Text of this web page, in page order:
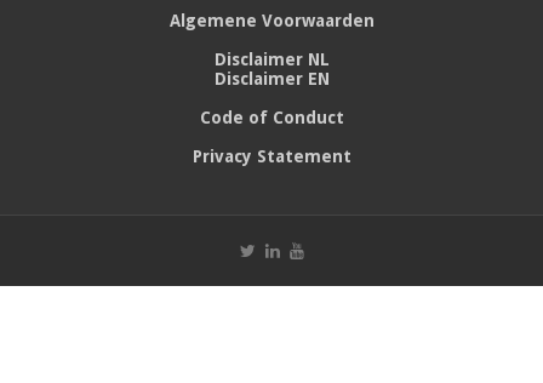
Algemene Voorwaarden
Disclaimer NL
Disclaimer EN
Code of Conduct
Privacy Statement